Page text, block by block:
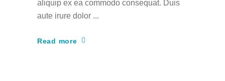
aliquip ex ea commodo consequat. Duis
aute irure dolor
Read more